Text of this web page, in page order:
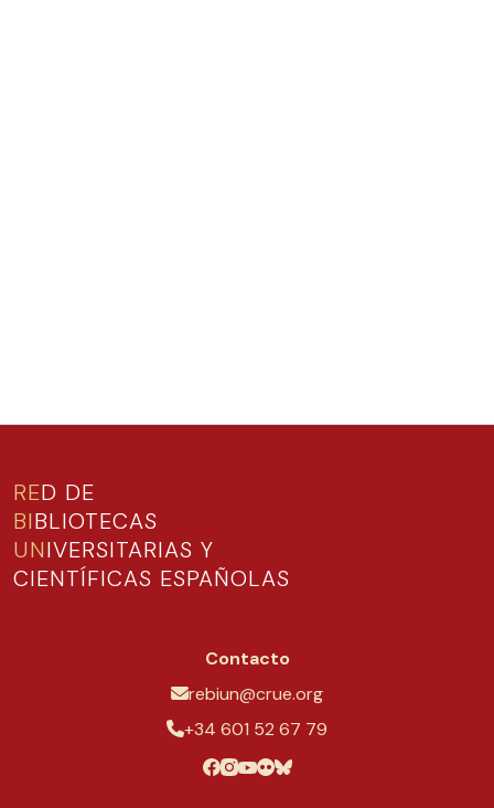
RED DE
BIBLIOTECAS
UNIVERSITARIAS Y
CIENTÍFICAS ESPAÑOLAS
Contacto
rebiun@crue.org
+34 601 52 67 79